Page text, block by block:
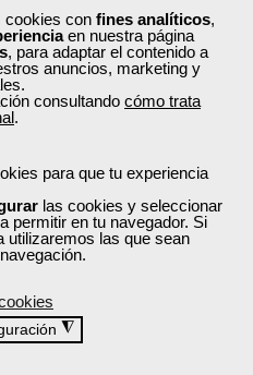
cookies con fines analíticos,
en nuestra página
, para adaptar el contenido a
anuncios, marketing y
consultando cómo trata
.
para que tu experiencia
las cookies y seleccionar
permitir en tu navegador. Si
utilizaremos las que sean
◮
tu plaza y mejora como
curso que estás
nuestralista de cursos
a la formación gratuita
tu carrera profesional
personal.